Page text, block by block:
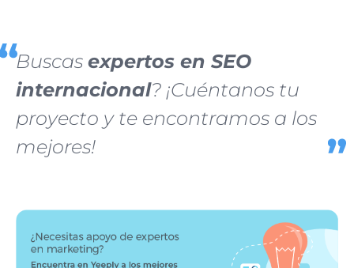
Buscas expertos en SEO
internacional? ¡Cuéntanos tu
proyecto y te encontramos a los
mejores!